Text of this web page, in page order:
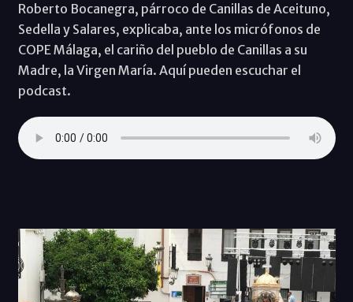
Roberto Bocanegra, párroco de Canillas de Aceituno,
Sedella y Salares, explicaba, ante los micrófonos de
COPE Málaga, el cariño del pueblo de Canillas a su
Madre, la Virgen María. Aquí pueden escuchar el
podcast.